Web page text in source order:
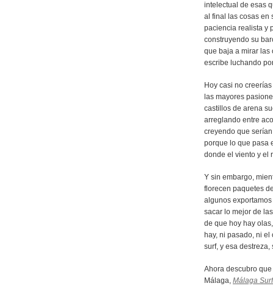
intelectual de esas
al final las cosas en
paciencia realista y
construyendo su
que baja a mirar
escribe luchando
Hoy casi no
las mayores
castillos de arena
arreglando entre
creyendo que
porque lo que pasa
donde el viento y el
Y sin embargo,
florecen paquetes
algunos
sacar lo mejor de
de que hoy hay
hay, ni pasado, ni
surf, y esa
Ahora descubro
Málaga, Málaga